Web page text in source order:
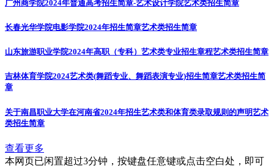
广州商学院2024年普通高考招生简章-艺术设计学院艺术类招生简章
长春光华学院电影学院2024年招生简章艺术类招生简章
山东旅游职业学院2024年高职（专科）艺术类专业招生章程艺术类招生简章
吉林体育学院2024艺术类(舞蹈专业、舞蹈表演专业)招生简章艺术类招生简
章
关于南昌职业大学在河南省2024年招生艺术类和体育类录取规则的声明艺术
类招生简章
查看更多
本网页已闲置超过3分钟，按键盘任意键或点击空白处，即可